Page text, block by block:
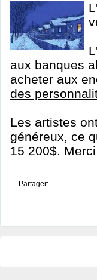
L'
aux banques
acheter aux
des
Les artistes
généreux, ce
15 200$.
Partager: